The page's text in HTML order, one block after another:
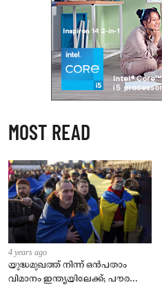
MOST READ
4 years ago
യുദ്ധമുഖത്ത് നിന്ന് ഒൻപതാം
വിമാനം ഇന്ത്യയിലേക്ക്; പൗരന്മാർ